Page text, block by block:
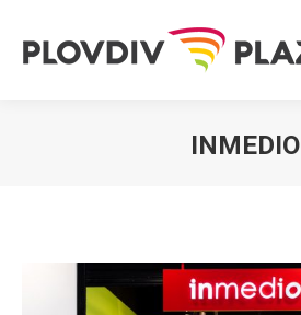
INMEDIO